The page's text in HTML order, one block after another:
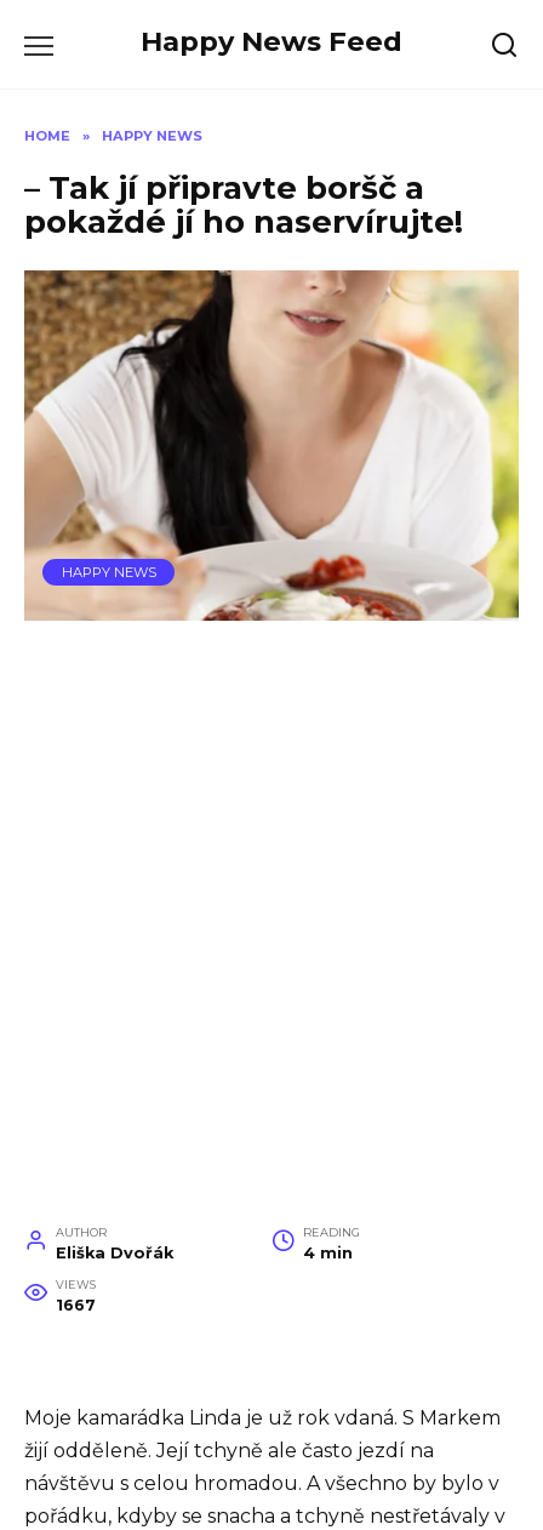
Happy News Feed
HOME » HAPPY NEWS
– Tak jí připravte boršč a
pokaždé jí ho naservírujte!
HAPPY NEWS
AUTHOR
Eliška Dvořák
READING
4 min
VIEWS
1667
Moje kamarádka Linda je už rok vdaná. S Markem
žijí odděleně. Její tchyně ale často jezdí na
návštěvu s celou hromadou. A všechno by bylo v
pořádku, kdyby se snacha a tchyně nestřetávaly v